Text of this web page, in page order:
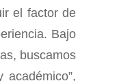
el factor de
Bajo
buscamos